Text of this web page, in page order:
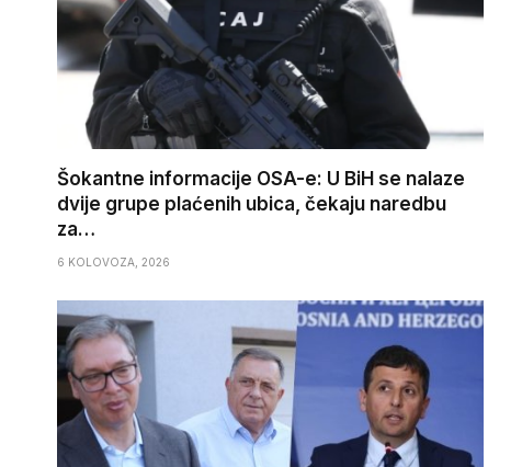
Šokantne informacije OSA-e: U BiH se nalaze
dvije grupe plaćenih ubica, čekaju naredbu
za…
6 KOLOVOZA, 2026